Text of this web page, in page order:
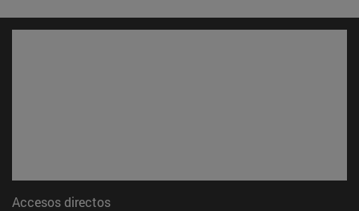
Accesos directos